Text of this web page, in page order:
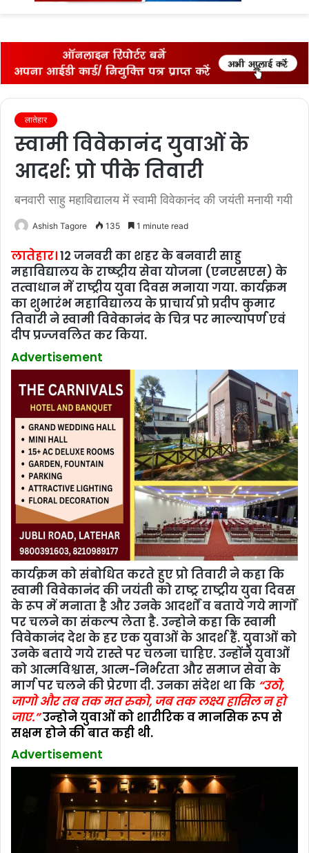
लातेहार
स्‍वामी विवेकानंद युवाओं के
आदर्श: प्रो पीके तिवारी
बनवारी साहु महाविद्यालय में स्‍वामी विवेकानंद की जयंती मनायी गयी
Ashish Tagore 135 1 minute read
लातेहार।12 जनवरी का शहर के बनवारी साहु
महाविद्यालय के राष्‍ष्ट्रीय सेवा योजना (एनएसएस) के
तत्वाधान में राष्ट्रीय युवा दिवस मनाया गया. कार्यक्रम
का शुभारंभ महाविद्यालय के प्राचार्य प्रो प्रदीप कुमार
तिवारी ने स्वामी विवेकानंद के चित्र पर माल्‍यापर्ण एवं
दीप प्रज्‍जवलित कर किया.
Advertisement
कार्यक्रम को संबोधित करते हुए प्रो तिवारी ने कहा कि
स्‍वामी विवेकानंद की जयंती को राष्‍ट्र राष्‍ट्रीय युवा दिवस
के रूप में मनाता है और उनके आदर्शों व बताये गये मार्गों
पर चलने का संकल्‍प लेता है. उन्‍होने कहा कि स्‍वामी
विवेकानंद देश के हर एक युवाओं के आदर्श हैं. युवाओं को
उनके बताये गये रास्‍ते पर चलना चाहिए. उन्होंने युवाओं
को आत्मविश्वास, आत्म-निर्भरता और समाज सेवा के
मार्ग पर चलने की प्रेरणा दी. उनका संदेश था कि “उठो,
जागो और तब तक मत रुको, जब तक लक्ष्य हासिल न हो
जाए.”उन्‍होने युवाओं को शारीरिक व मानसिक रूप से
सक्षम होने की बात कही थी.
Advertisement